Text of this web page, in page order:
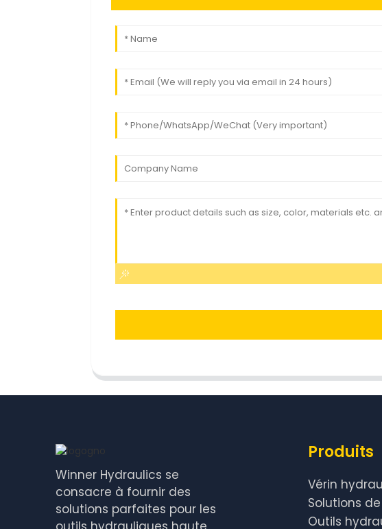
Winner Hydraulics se
consacre à fournir des
solutions parfaites pour les
Produits
Vérin
Solutions
Outils